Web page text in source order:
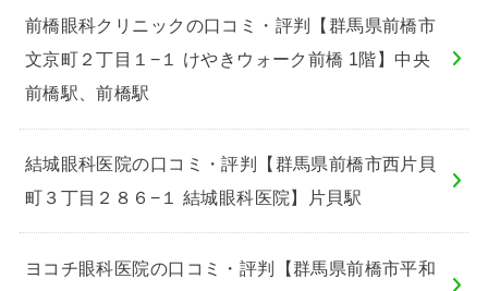
前橋眼科クリニックの口コミ・評判【群馬県前橋市
文京町２丁目１−１ けやきウォーク前橋 1階】中央
前橋駅、前橋駅
結城眼科医院の口コミ・評判【群馬県前橋市西片貝
町３丁目２８６−１ 結城眼科医院】片貝駅
ヨコチ眼科医院の口コミ・評判【群馬県前橋市平和